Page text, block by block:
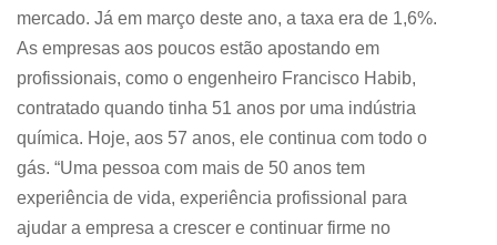
mercado. Já em março deste ano, a taxa era de 1,6%.
As empresas aos poucos estão apostando em
profissionais, como o engenheiro Francisco Habib,
contratado quando tinha 51 anos por uma indústria
química. Hoje, aos 57 anos, ele continua com todo o
gás. “Uma pessoa com mais de 50 anos tem
experiência de vida, experiência profissional para
ajudar a empresa a crescer e continuar firme no